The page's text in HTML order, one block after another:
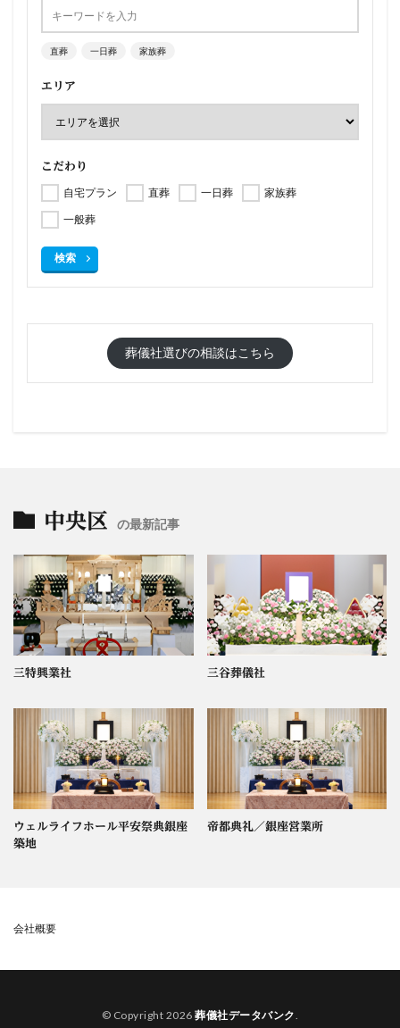
直葬 一日葬 家族葬
エリア
こだわり
自宅プラン 直葬 一日葬
家族葬
一般葬
検索
葬儀社選びの相談はこちら
中央区 の最新記事
三特興業社 三谷葬儀社
ウェルライフホール平安祭典銀座
築地
帝都典礼／銀座営業所
会社概要
© Copyright 2026葬儀社データバンク.